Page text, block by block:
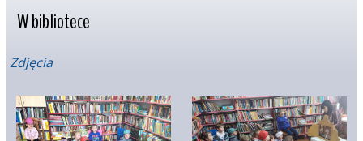
W bibliotece
Zdjęcia